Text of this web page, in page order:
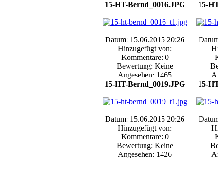
15-HT-Bernd_0016.JPG
Datum: 15.06.2015 20:26
Hinzugefügt von:
Kommentare: 0
Bewertung: Keine
Angesehen: 1465
15-
15-HT-Bernd_0019.JPG
Datum: 15.06.2015 20:26
Hinzugefügt von:
Kommentare: 0
Bewertung: Keine
Angesehen: 1426
15-